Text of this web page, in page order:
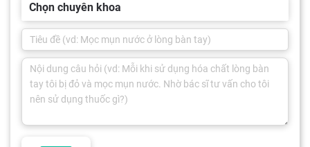
Chọn chuyên khoa